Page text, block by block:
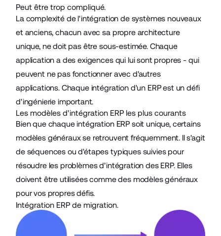
Peut être trop compliqué.
La complexité de l'intégration de systèmes nouveaux
et anciens, chacun avec sa propre architecture
unique, ne doit pas être sous-estimée. Chaque
application a des exigences qui lui sont propres - qui
peuvent ne pas fonctionner avec d'autres
applications. Chaque intégration d'un ERP est un défi
d'ingénierie important.
Les modèles d'intégration ERP les plus courants
Bien que chaque intégration ERP soit unique, certains
modèles généraux se retrouvent fréquemment. Il s'agit
de séquences ou d'étapes typiques suivies pour
résoudre les problèmes d'intégration des ERP. Elles
doivent être utilisées comme des modèles généraux
pour vos propres défis.
Intégration ERP de migration.